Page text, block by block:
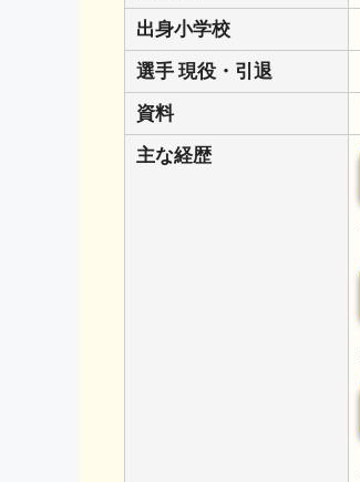
出身小学校
選手 現役・引退
資料
主な経歴